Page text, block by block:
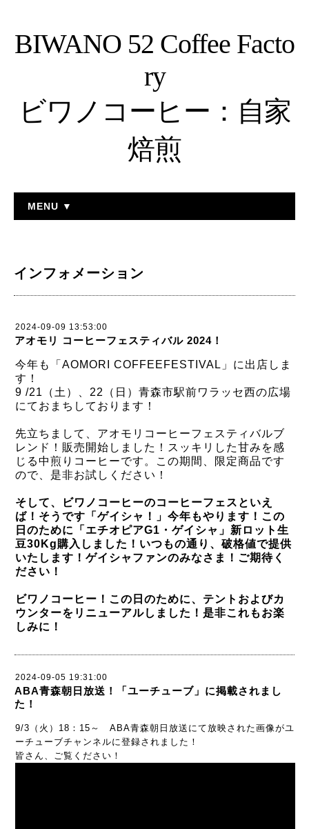
BIWANO 52 Coffee Facto
ry
ビワノコーヒー：自家
焙煎
MENU ▼
インフォメーション
2024-09-09 13:53:00
アオモリ コーヒーフェスティバル 2024！
今年も「AOMORI COFFEEFESTIVAL」に出店しま
す！
9 /21（土）、22（日）青森市駅前ワラッセ西の広場
にておまちしております！
先立ちまして、アオモリコーヒーフェスティバルブ
レンド！販売開始しました！スッキリした甘みを感
じる中煎りコーヒーです。この期間、限定商品です
ので、是非お試しください！
そして、ビワノコーヒーのコーヒーフェスといえ
ば！そうです「ゲイシャ！」今年もやります！この
日のために「エチオピアG1・ゲイシャ」新ロット生
豆30Kg購入しました！いつもの通り、破格値で提供
いたします！ゲイシャファンのみなさま！ご期待く
ださい！
ビワノコーヒー！この日のために、テントおよびカ
ウンターをリニューアルしました！是非これもお楽
しみに！
2024-09-05 19:31:00
ABA青森朝日放送！「ユーチューブ」に掲載されまし
た！
9/3（火）18：15～ ABA青森朝日放送にて放映された画像がユ
ーチューブチャンネルに登録されました！
皆さん、ご覧ください！